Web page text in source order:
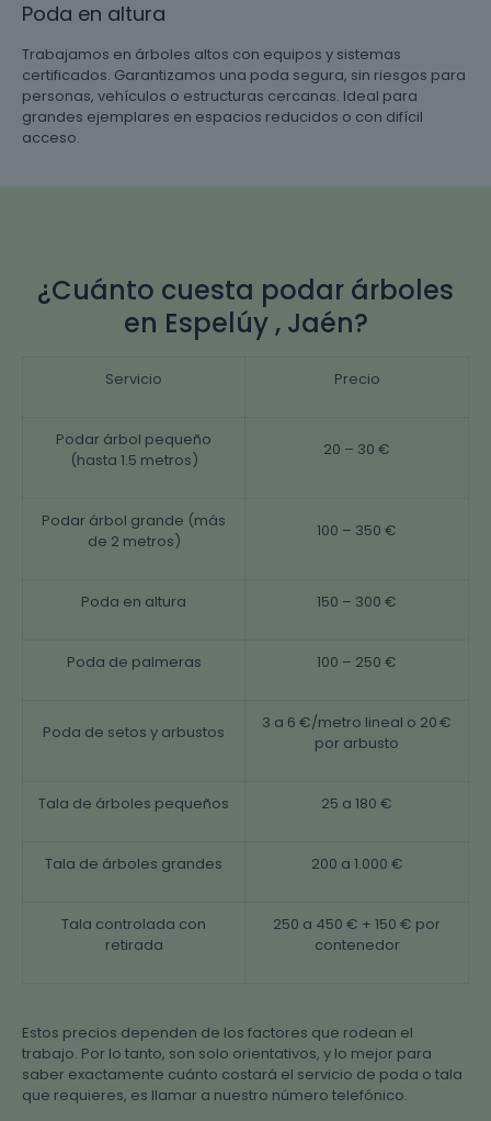
Poda en altura
Trabajamos en árboles altos con equipos y sistemas
certificados. Garantizamos una poda segura, sin riesgos para
personas, vehículos o estructuras cercanas. Ideal para
grandes ejemplares en espacios reducidos o con difícil
acceso.
¿Cuánto cuesta podar árboles
en Espelúy , Jaén?
Servicio Precio
Podar árbol pequeño
(hasta 1.5 metros)
20 – 30 €
Podar árbol grande (más
de 2 metros)
100 – 350 €
Poda en altura 150 – 300 €
Poda de palmeras 100 – 250 €
Poda de setos y arbustos
3 a 6 €/metro lineal o 20 €
por arbusto
Tala de árboles pequeños 25 a 180 €
Tala de árboles grandes 200 a 1.000 €
Tala controlada con
retirada
250 a 450 € + 150 € por
contenedor
Estos precios dependen de los factores que rodean el
trabajo. Por lo tanto, son solo orientativos, y lo mejor para
saber exactamente cuánto costará el servicio de poda o tala
que requieres, es llamar a nuestro número telefónico.